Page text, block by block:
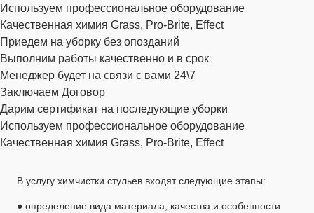
Используем профессиональное оборудование
Качественная химия Grass, Pro-Brite, Effect
Приедем на уборку без опозданий
Выполним работы качественно и в срок
Менеджер будет на связи с вами 24\7
Заключаем Договор
Дарим сертификат на последующие уборки
Используем профессиональное оборудование
Качественная химия Grass, Pro-Brite, Effect
В услугу химчистки стульев входят следующие этапы:
● определение вида материала, качества и особенности